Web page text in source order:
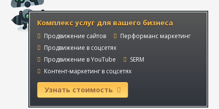
Комплекс услуг для вашего бизнеса
Продвижение сайтов
Перформанс маркетинг
Продвижение в соцсетях
Продвижение в YouTube
SERM
Контент-маркетинг в соцсетях
Узнать стоимость